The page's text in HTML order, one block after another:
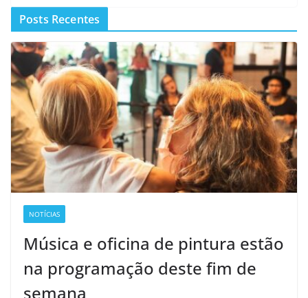
Posts Recentes
NOTÍCIAS
Música e oficina de pintura estão
na programação deste fim de
semana